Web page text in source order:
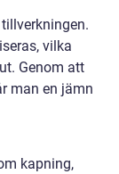
vilka
Genom att
man en jämn
kapning,